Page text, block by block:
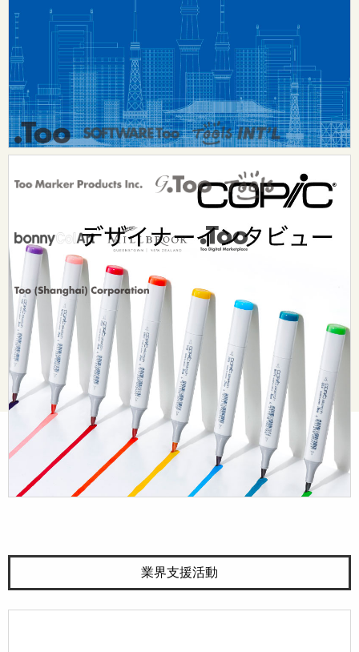
業界支援活動
Tooグループのご案内
お問い合わせ：
dsurf-info@too.co.jp
© Too Corporation. All rights reserved.